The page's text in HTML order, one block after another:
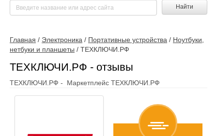
Найти
Главная / Электроника / Портативные устройства / Ноутбуки,
нетбуки и планшеты / ТЕХКЛЮЧИ.РФ
ТЕХКЛЮЧИ.РФ - отзывы
ТЕХКЛЮЧИ.РФ - Маркетплейс ТЕХКЛЮЧИ.РФ